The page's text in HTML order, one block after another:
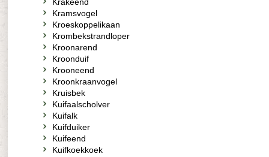
Kramsvogel
Kroeskoppelikaan
Krombekstrandloper
Kroonarend
Kroonduif
Krooneend
Kroonkraanvogel
Kruisbek
Kuifaalscholver
Kuifalk
Kuifduiker
Kuifeend
Kuifkoekkoek